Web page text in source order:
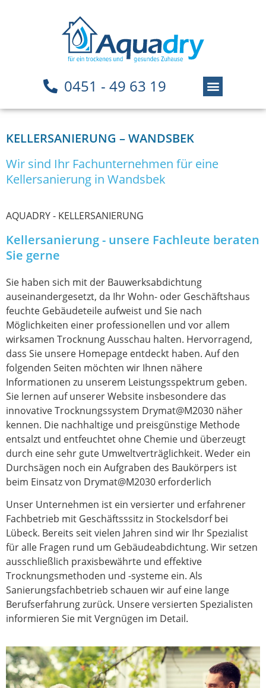
0451 - 49 63 19
KELLERSANIERUNG – WANDSBEK
Wir sind Ihr Fachunternehmen für eine
Kellersanierung in Wandsbek
AQUADRY - KELLERSANIERUNG
Kellersanierung - unsere Fachleute beraten
Sie gerne
Sie haben sich mit der Bauwerksabdichtung
auseinandergesetzt, da Ihr Wohn- oder Geschäftshaus
feuchte Gebäudeteile aufweist und Sie nach
Möglichkeiten einer professionellen und vor allem
wirksamen Trocknung Ausschau halten. Hervorragend,
dass Sie unsere Homepage entdeckt haben. Auf den
folgenden Seiten möchten wir Ihnen nähere
Informationen zu unserem Leistungsspektrum geben.
Sie lernen auf unserer Website insbesondere das
innovative Trocknungssystem Drymat@M2030 näher
kennen. Die nachhaltige und preisgünstige Methode
entsalzt und entfeuchtet ohne Chemie und überzeugt
durch eine sehr gute Umweltverträglichkeit. Weder ein
Durchsägen noch ein Aufgraben des Baukörpers ist
beim Einsatz von Drymat@M2030 erforderlich
Unser Unternehmen ist ein versierter und erfahrener
Fachbetrieb mit Geschäftsssitz in Stockelsdorf bei
Lübeck. Bereits seit vielen Jahren sind wir Ihr Spezialist
für alle Fragen rund um Gebäudeabdichtung. Wir setzen
ausschließlich praxisbewährte und effektive
Trocknungsmethoden und -systeme ein. Als
Sanierungsfachbetrieb schauen wir auf eine lange
Berufserfahrung zurück. Unsere versierten Spezialisten
informieren Sie mit Vergnügen im Detail.